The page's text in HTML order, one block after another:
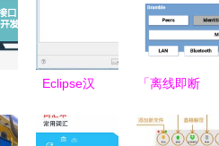
Eclipse汉
松实现中文
「离线即断
墙，Briar靠